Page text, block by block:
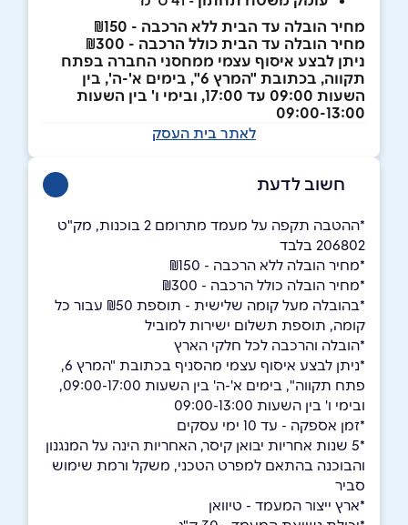
מחיר הובלה עד הבית ללא הרכבה - ₪150
מחיר הובלה עד הבית כולל הרכבה - ₪300
ניתן לבצע איסוף עצמי ממחסני החברה בפתח
תקווה, בכתובת "המרץ 6", בימים א'-ה', בין
השעות 09:00 עד 17:00, ובימי ו' בין השעות
09:00-13:00
לאתר בית העסק
חשוב לדעת
*ההטבה תקפה על מעמד מתרומם 2 בוכנות, מק"ט
206802 בלבד
*מחיר הובלה ללא הרכבה - ₪150
*מחיר הובלה כולל הרכבה - ₪300
*בהובלה מעל קומה שלישית - תוספת ₪50 עבור כל
קומה, תוספת תשלום ישירות למוביל
*הובלה והרכבה לכל חלקי הארץ
*ניתן לבצע איסוף עצמי מהסניף בכתובת "המרץ 6,
פתח תקווה", בימים א'-ה' בין השעות 09:00-17:00,
ובימי ו' בין השעות 09:00-13:00
*זמן אספקה - עד 10 ימי עסקים
*5 שנות אחריות יבואן קיסר, האחריות הינה על המנגנון
והבוכנה בהתאם למפרט הטכני, משקל ורמת שימוש
סביר
*ארץ ייצור המעמד - טיוואן